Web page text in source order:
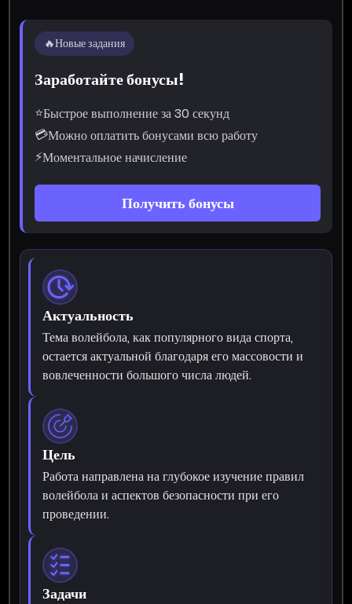
🔥Новые задания
Заработайте бонусы!
⭐Быстрое выполнение за 30 секунд
💳Можно оплатить бонусами всю работу
⚡Моментальное начисление
Получить бонусы
Актуальность
Тема волейбола, как популярного вида спорта,
остается актуальной благодаря его массовости и
вовлеченности большого числа людей.
Цель
Работа направлена на глубокое изучение правил
волейбола и аспектов безопасности при его
проведении.
Задачи